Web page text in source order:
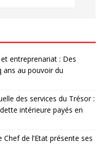
entreprenariat : Des
ans au pouvoir du
des services du Trésor :
intérieure payés en
de l’Etat présente ses